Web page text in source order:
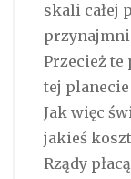
skali całej
Przecież te
tej planecie
Jak więc
jakieś
Rządy